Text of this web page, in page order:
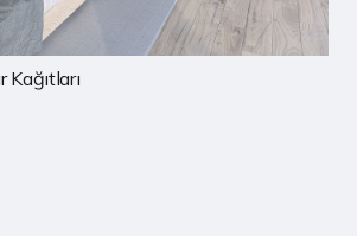
Çocuk Odası Duvar Kağıtları